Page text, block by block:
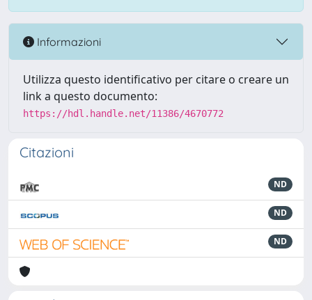
Informazioni
Utilizza questo identificativo per citare o creare un
link a questo documento:
https://hdl.handle.net/11386/4670772
Citazioni
ND
ND
ND